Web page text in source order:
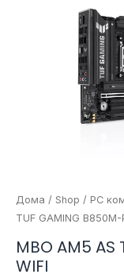
Дома / Shop / PC
TUF GAMING B850M-
MBO AM5 AS
WIFI